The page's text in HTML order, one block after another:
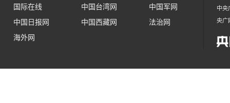
国际在线
中国日报网
海外网
中国台湾网
中国西藏网
中国军网
法治网
中央
央广